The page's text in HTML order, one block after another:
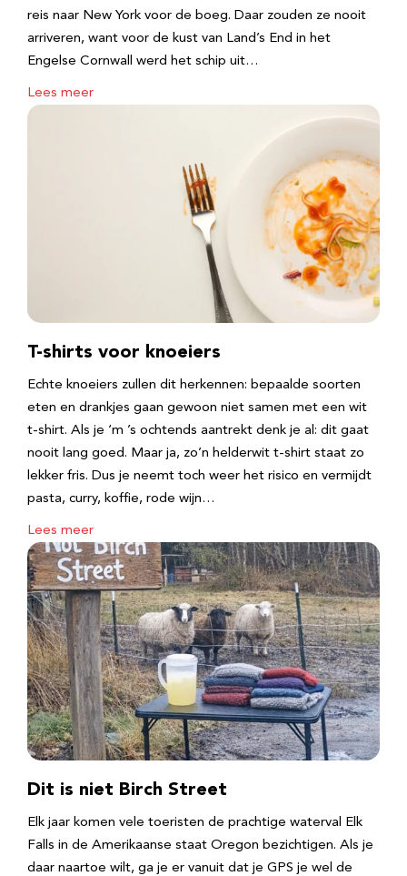
reis naar New York voor de boeg. Daar zouden ze nooit
arriveren, want voor de kust van Land’s End in het
Engelse Cornwall werd het schip uit…
Lees meer
T-shirts voor knoeiers
Echte knoeiers zullen dit herkennen: bepaalde soorten
eten en drankjes gaan gewoon niet samen met een wit
t-shirt. Als je ‘m ’s ochtends aantrekt denk je al: dit gaat
nooit lang goed. Maar ja, zo’n helderwit t-shirt staat zo
lekker fris. Dus je neemt toch weer het risico en vermijdt
pasta, curry, koffie, rode wijn…
Lees meer
Dit is niet Birch Street
Elk jaar komen vele toeristen de prachtige waterval Elk
Falls in de Amerikaanse staat Oregon bezichtigen. Als je
daar naartoe wilt, ga je er vanuit dat je GPS je wel de